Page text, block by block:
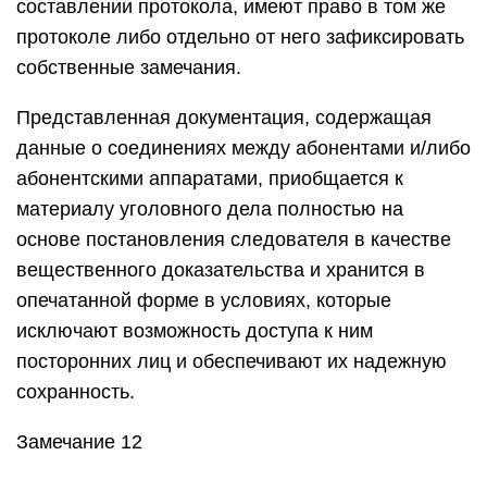
составлении протокола, имеют право в том же
протоколе либо отдельно от него зафиксировать
собственные замечания.
Представленная документация, содержащая
данные о соединениях между абонентами и/либо
абонентскими аппаратами, приобщается к
материалу уголовного дела полностью на
основе постановления следователя в качестве
вещественного доказательства и хранится в
опечатанной форме в условиях, которые
исключают возможность доступа к ним
посторонних лиц и обеспечивают их надежную
сохранность.
Замечание 12